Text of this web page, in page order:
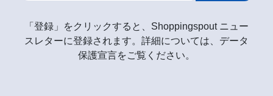
「登録」をクリックすると、Shoppingspout ニュー
スレターに登録されます。詳細については、データ
保護宣言をご覧ください。